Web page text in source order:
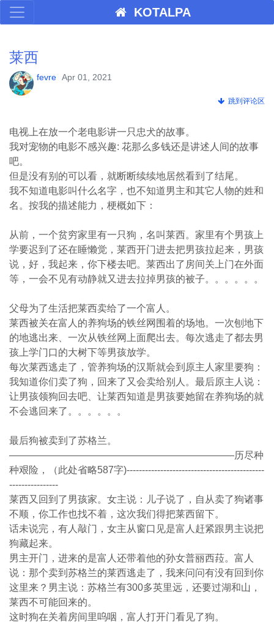
KOTALPA
莱西
fevre Apr 01, 2021
跳到评论区
电视上在放一个老电影讲一只忠犬的故事。
我对宠物的电影不感兴趣: 花那么多钱还是讲述人间的故事
吧。
但是没有别的可以看，就断断续续地居然看到了结尾。
我不知道电影叫什么名字，也不知道男主和其它人物的姓和
名。 按我的描述能力，梗概如下：
从前，一个贫穷家里有一只狗，名叫莱西。 家里有个男孩上
学要迟到了还在睡懒觉， 莱西开门进去把男孩拉起来，男孩
说，好，我起来，你下楼去吧。 莱西出了房间关上门在外面
等， 一会不见有动静就又进去拉掉男孩的被子。。。。。。
父母为了生活把莱西卖给了一个富人。
莱西被关在富人的养狗场的铁丝网围着的场地。 一次刨地下
的地逃出来、一次从铁丝网上面爬出去。 每次逃走了都去男
孩上学门口的大树下等男孩放学。
每次莱西逃走了，管养狗场的汉斯就会到原主人家里要狗：
我知道你们卖了狗，回来了又会卖给别人。最后原主人说：
让男孩领狗回去吧、让莱西知道是男孩要她留在养狗场的就
不会逃回来了。。。。。。
最后狗被卖到了苏格兰。
———————————————————————历尽种
种艰险，（此处省略587字)---------------------------------------------
----------------
莱西又回到了男孩家。女主说：儿子说了，自从卖了狗诸事
不顺，你工作也找不着，这次我们得把莱西留下。
话未说完，有人敲门，女主从窗口见是富人赶紧‎跟男主说把
狗藏起来。
男主开门，进来的是富人还带着他的孙女普丽西菈。富人
说： 那个卖到苏格兰的莱西逃走了，我来问问有没有回到你
这里来？ 男主说：苏格兰有300多英里远，‎还要过湖和山，
莱西不可能回来的。
这时狗在关着房间里呜咽，富人打开门看见了狗。